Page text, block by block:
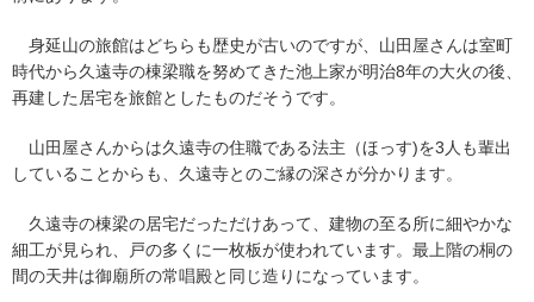
身延山の旅館はどちらも歴史が古いのですが、山田屋さんは室町
時代から久遠寺の棟梁職を努めてきた池上家が明治8年の大火の後、
再建した居宅を旅館としたものだそうです。
山田屋さんからは久遠寺の住職である法主（ほっす)を3人も輩出
していることからも、久遠寺とのご縁の深さが分かります。
久遠寺の棟梁の居宅だっただけあって、建物の至る所に細やかな
細工が見られ、戸の多くに一枚板が使われています。最上階の桐の
間の天井は御廟所の常唱殿と同じ造りになっています。